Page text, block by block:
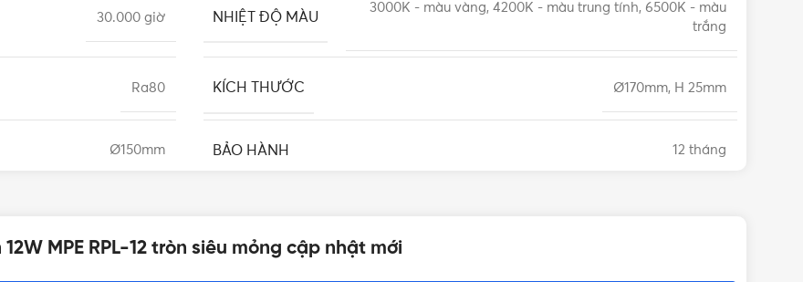
30.000 giờ NHIỆT ĐỘ MÀU
3000K - màu vàng, 4200K - màu trung tính, 6500K - màu
trắng
Ra80 KÍCH THƯỚC Ø170mm, H 25mm
Ø150mm BẢO HÀNH 12 tháng
MPE RPL-12 tròn siêu mỏng cập nhật mới